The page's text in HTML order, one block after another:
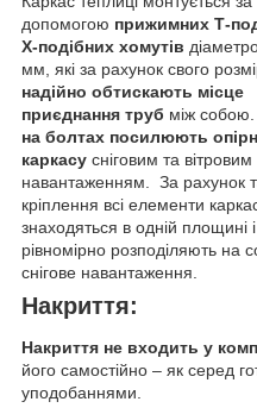
допомогою прижимних Т-
Х-подібних хомутів
мм, які за рахунок свого
надійно обтискають місце
приєднання труб між собою.
на болтах посилюють
каркасу сніговим та вітровим
навантаженням. За рахунок
кріплення всі елементи
знаходяться в одній площині і
рівномірно розподіляють на
снігове навантаження.
Накриття:
Накриття не входить у
його самостійно – як серед
уподобаннями.